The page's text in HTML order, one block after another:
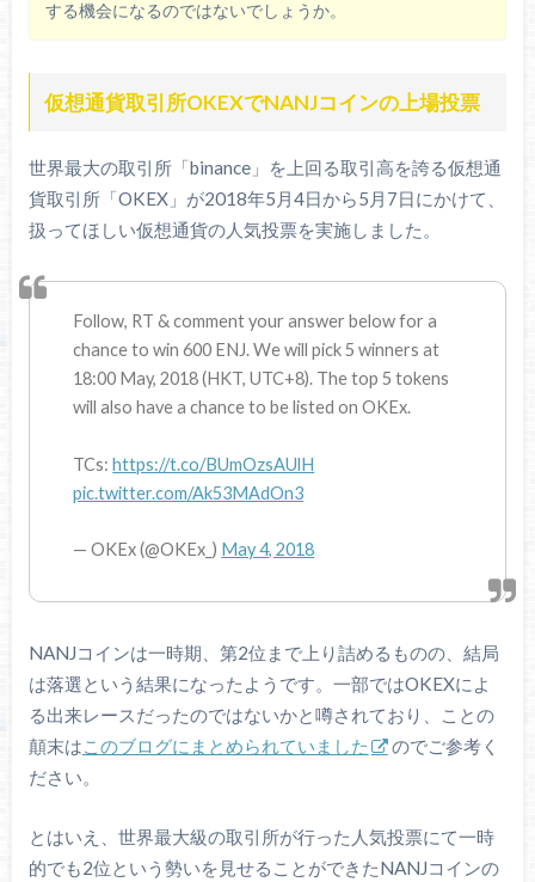
する機会になるのではないでしょうか。
仮想通貨取引所OKEXでNANJコインの上場投票
世界最大の取引所「binance」を上回る取引高を誇る仮想通
貨取引所「OKEX」が2018年5月4日から5月7日にかけて、
扱ってほしい仮想通貨の人気投票を実施しました。
Follow, RT & comment your answer below for a
chance to win 600 ENJ. We will pick 5 winners at
18:00 May, 2018 (HKT, UTC+8). The top 5 tokens
will also have a chance to be listed on OKEx.
TCs:https://t.co/BUmOzsAUlH
pic.twitter.com/Ak53MAdOn3
— OKEx (@OKEx_) May 4, 2018
NANJコインは一時期、第2位まで上り詰めるものの、結局
は落選という結果になったようです。一部ではOKEXによ
る出来レースだったのではないかと噂されており、ことの
顛末はこのブログにまとめられていました
のでご参考く
ださい。
とはいえ、世界最大級の取引所が行った人気投票にて一時
的でも2位という勢いを見せることができたNANJコインの